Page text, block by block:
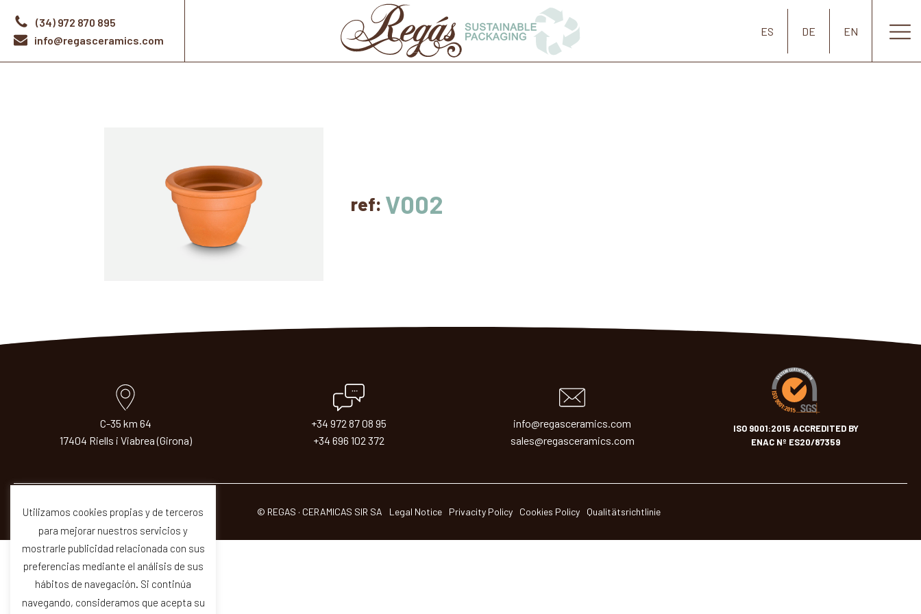
(34) 972 870 895
info@regasceramics.com
ES DE EN
ref: V002
C-35 km 64
17404 Riells i Viabrea (Girona)
+34 972 87 08 95
+34 696 102 372
info@regasceramics.com
sales@regasceramics.com
ISO 9001:2015 ACCREDITED BY
ENAC Nº ES20/87359
© REGAS · CERAMICAS SIR SA Legal Notice Privacity Policy Cookies Policy Qualitätsrichtlinie
Utilizamos cookies propias y de terceros
para mejorar nuestros servicios y
mostrarle publicidad relacionada con sus
preferencias mediante el análisis de sus
hábitos de navegación. Si continúa
navegando, consideramos que acepta su